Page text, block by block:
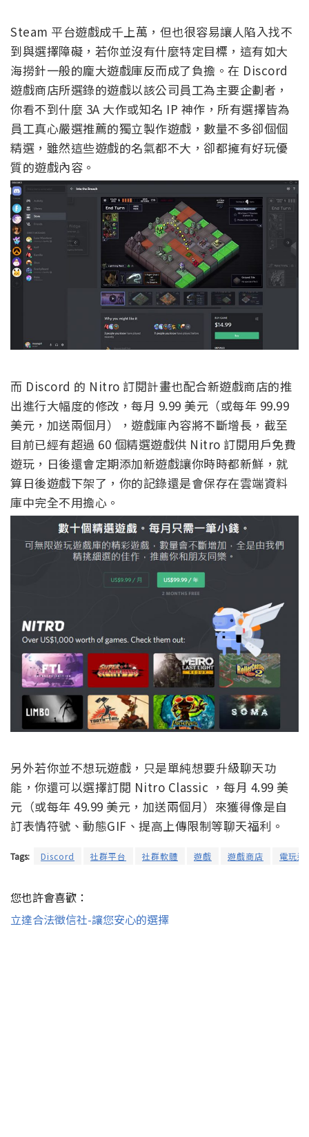
Steam 平台遊戲成千上萬，但也很容易讓人陷入找不
到與選擇障礙，若你並沒有什麼特定目標，這有如大
海撈針一般的龐大遊戲庫反而成了負擔。在 Discord
遊戲商店所選錄的遊戲以該公司員工為主要企劃者，
你看不到什麼 3A 大作或知名 IP 神作，所有選擇皆為
員工真心嚴選推薦的獨立製作遊戲，數量不多卻個個
精選，雖然這些遊戲的名氣都不大，卻都擁有好玩優
質的遊戲內容。
而 Discord 的 Nitro 訂閱計畫也配合新遊戲商店的推
出進行大幅度的修改，每月 9.99 美元（或每年 99.99
美元，加送兩個月），遊戲庫內容將不斷增長，截至
目前已經有超過 60 個精選遊戲供 Nitro 訂閱用戶免費
遊玩，日後還會定期添加新遊戲讓你時時都新鮮，就
算日後遊戲下架了，你的記錄還是會保存在雲端資料
庫中完全不用擔心。
另外若你並不想玩遊戲，只是單純想要升級聊天功
能，你還可以選擇訂閱 Nitro Classic ，每月 4.99 美
元（或每年 49.99 美元，加送兩個月）來獲得像是自
訂表情符號、動態GIF、提高上傳限制等聊天福利。
Tags: Discord 社群平台 社群軟體 遊戲 遊戲商店 電玩遊
您也許會喜歡：
立達合法徵信社-讓您安心的選擇